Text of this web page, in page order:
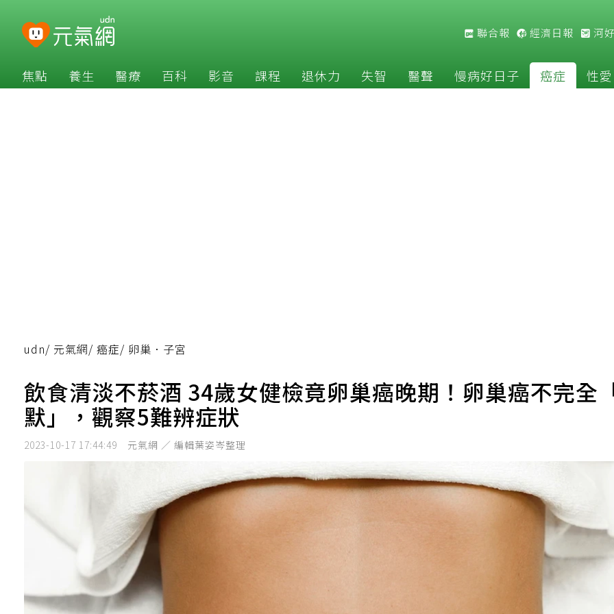
聯合報 經濟日報 河
焦點 養生 醫療 百科 影音 課程 退休力 失智 醫聲 慢病好日子 癌症 性愛
udn/ 元氣網/ 癌症/ 卵巢．子宮
飲食清淡不菸酒 34歲女健檢竟卵巢癌晚期！卵巢癌不完全
默」，觀察5難辨症狀
2023-10-17 17:44:49 元氣網 ／ 編輯葉姿岑整理